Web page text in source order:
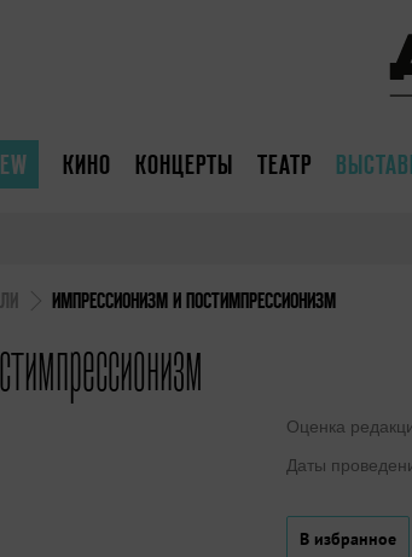
КИНО КОНЦЕРТЫ ТЕАТР
ИМПРЕССИОНИЗМ И ПОСТИМПРЕССИОНИЗМ
Оценка
Даты
В избранное